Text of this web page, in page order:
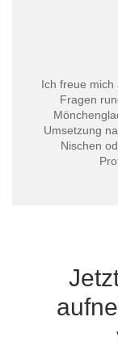
Ich freue mich
Fragen
Umsetzung
Nischen